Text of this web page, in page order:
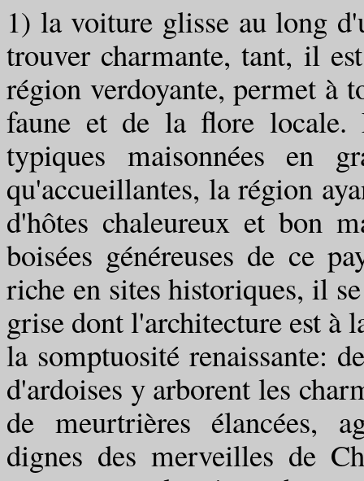
1) la voiture glisse au long
trouver charmante, tant, il
région verdoyante, permet à
faune et de la flore locale.
typiques maisonnées en
qu'accueillantes, la région
d'hôtes chaleureux et bon
boisées généreuses de ce
riche en sites historiques, il
grise dont l'architecture est à
la somptuosité renaissante:
d'ardoises y arborent les
de meurtrières élancées,
dignes des merveilles de